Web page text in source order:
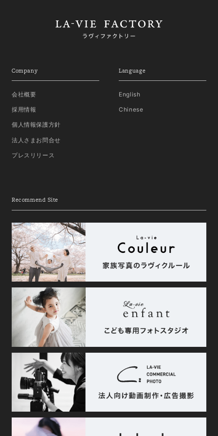
Company
会社概要
採用情報
個人情報保護方針
法人さまお問合せ
プレスリリース
Language
English
Chinese
Recommend Site